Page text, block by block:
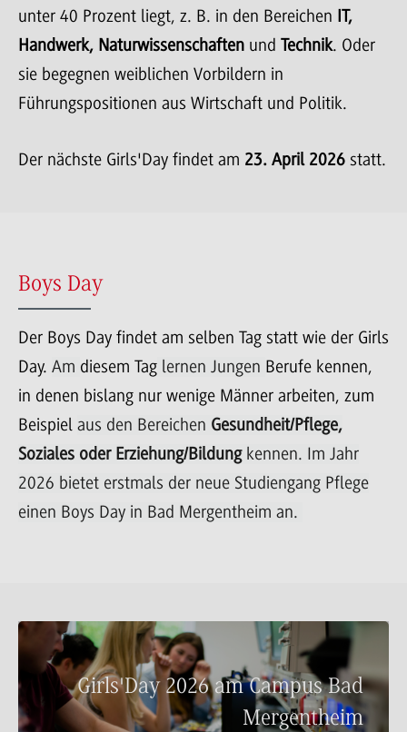
unter 40 Prozent liegt, z. B. in den Bereichen IT,
Handwerk, Naturwissenschaften und Technik. Oder
sie begegnen weiblichen Vorbildern in
Führungspositionen aus Wirtschaft und Politik.
Der nächste Girls'Day findet am 23. April 2026 statt.
Boys Day
Der Boys Day findet am selben Tag statt wie der Girls
Day. Am diesem Tag lernen Jungen Berufe kennen,
in denen bislang nur wenige Männer arbeiten, zum
Beispiel aus den Bereichen Gesundheit/Pflege,
Soziales oder Erziehung/Bildungkennen. Im Jahr
2026 bietet erstmals der neue Studiengang Pflege
einen Boys Day in Bad Mergentheim an.
Girls'Day 2026 am Campus Bad
Mergentheim